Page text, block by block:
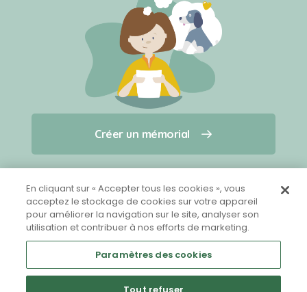
Créer un mémorial
Qui sommes-nous ?
Nous contacter
Partager sur Facebook
Créer un mémorial
En cliquant sur « Accepter tous les cookies », vous
acceptez le stockage de cookies sur votre appareil
pour améliorer la navigation sur le site, analyser son
utilisation et contribuer à nos efforts de marketing.
Paramètres des cookies